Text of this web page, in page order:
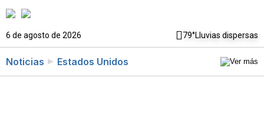
6 de agosto de 2026 79°Lluvias dispersas
Noticias Estados Unidos